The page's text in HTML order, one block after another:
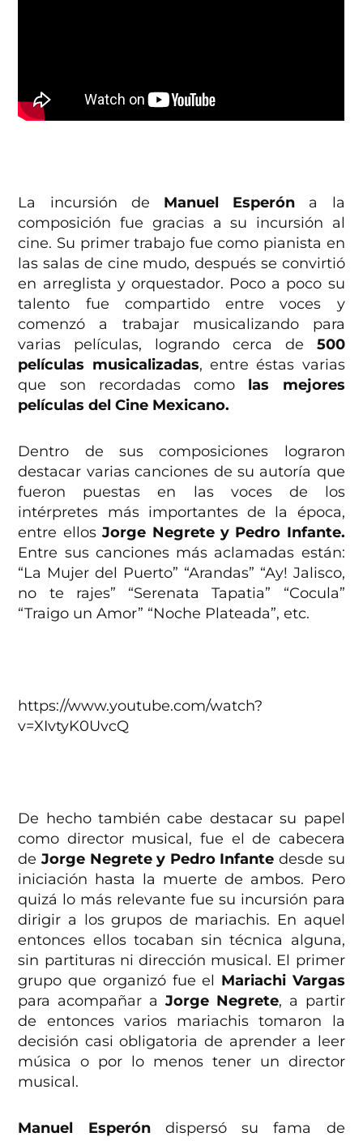
La incursión de Manuel Esperón a la
composición fue gracias a su incursión al
cine. Su primer trabajo fue como pianista en
las salas de cine mudo, después se convirtió
en arreglista y orquestador. Poco a poco su
talento fue compartido entre voces y
comenzó a trabajar musicalizando para
varias películas, logrando cerca de 500
películas musicalizadas, entre éstas varias
que son recordadas como las mejores
películas del Cine Mexicano.
Dentro de sus composiciones lograron
destacar varias canciones de su autoría que
fueron puestas en las voces de los
intérpretes más importantes de la época,
entre ellosJorge Negrete y Pedro Infante.
Entre sus canciones más aclamadas están:
“La Mujer del Puerto” “Arandas” “Ay! Jalisco,
no te rajes” “Serenata Tapatia” “Cocula”
“Traigo un Amor” “Noche Plateada”, etc.
https://www.youtube.com/watch?
v=XIvtyK0UvcQ
De hecho también cabe destacar su papel
como director musical, fue el de cabecera
deJorge Negrete y Pedro Infante desde su
iniciación hasta la muerte de ambos. Pero
quizá lo más relevante fue su incursión para
dirigir a los grupos de mariachis. En aquel
entonces ellos tocaban sin técnica alguna,
sin partituras ni dirección musical. El primer
grupo que organizó fue el Mariachi Vargas
para acompañar a Jorge Negrete, a partir
de entonces varios mariachis tomaron la
decisión casi obligatoria de aprender a leer
música o por lo menos tener un director
musical.
Manuel Esperóndispersó su fama de